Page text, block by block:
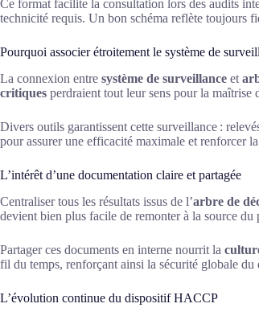
Ce format facilite la consultation lors des audits
technicité requis. Un bon schéma reflète toujours
Pourquoi associer étroitement le système de
La connexion entre système de surveillance et
critiques perdraient tout leur sens pour la maîtrise
Divers outils garantissent cette surveillance :
pour assurer une efficacité maximale et renforcer la
L’intérêt d’une documentation claire et partagée
Centraliser tous les résultats issus de l’arbre de
devient bien plus facile de remonter à la source du
Partager ces documents en interne nourrit la
fil du temps, renforçant ainsi la sécurité globale du
L’évolution continue du dispositif HACCP